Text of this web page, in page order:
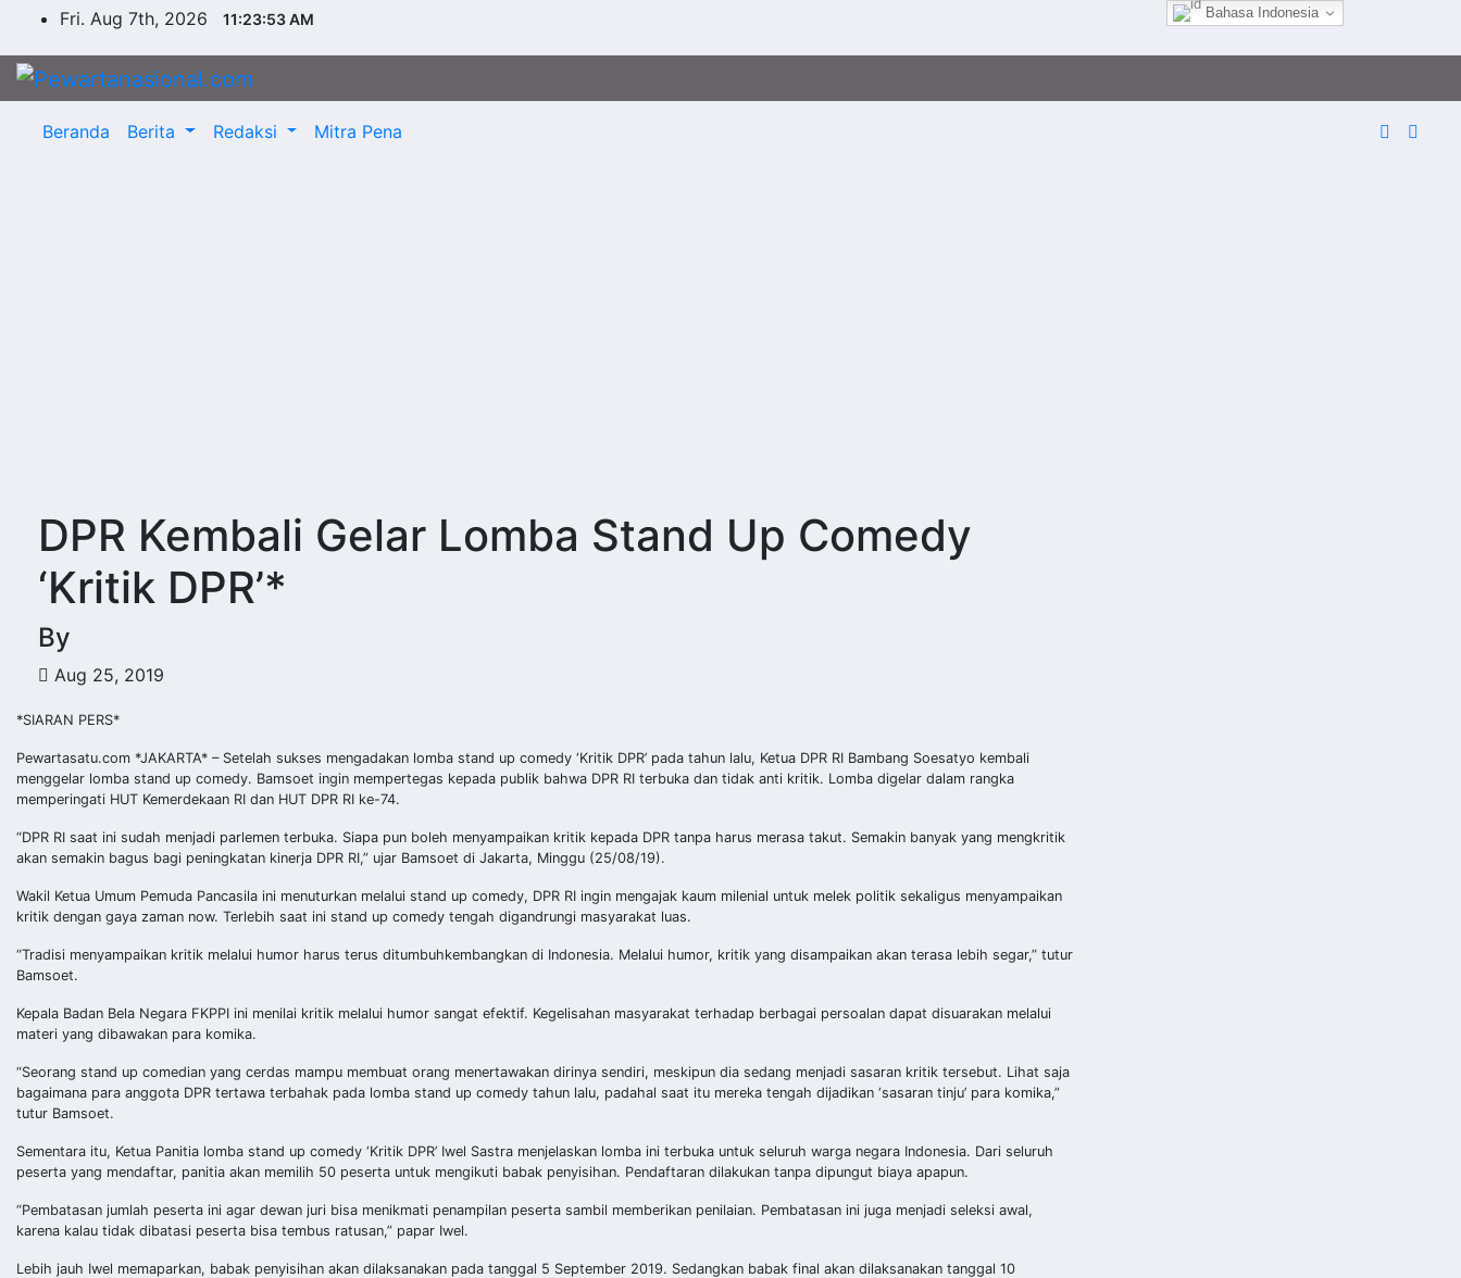
content
Fri. Aug 7th, 2026 11:23:54 AM
Beranda Berita Redaksi Mitra Pena
DPR Kembali Gelar Lomba Stand Up Comedy
‘Kritik DPR’*
By
Aug 25, 2019
*SIARAN PERS*
Pewartasatu.com *JAKARTA* – Setelah sukses mengadakan lomba stand up comedy ‘Kritik DPR’ pada tahun lalu, Ketua DPR RI Bambang Soesatyo kembali
menggelar lomba stand up comedy. Bamsoet ingin mempertegas kepada publik bahwa DPR RI terbuka dan tidak anti kritik. Lomba digelar dalam rangka
memperingati HUT Kemerdekaan RI dan HUT DPR RI ke-74.
“DPR RI saat ini sudah menjadi parlemen terbuka. Siapa pun boleh menyampaikan kritik kepada DPR tanpa harus merasa takut. Semakin banyak yang mengkritik
akan semakin bagus bagi peningkatan kinerja DPR RI,” ujar Bamsoet di Jakarta, Minggu (25/08/19).
Wakil Ketua Umum Pemuda Pancasila ini menuturkan melalui stand up comedy, DPR RI ingin mengajak kaum milenial untuk melek politik sekaligus menyampaikan
kritik dengan gaya zaman now. Terlebih saat ini stand up comedy tengah digandrungi masyarakat luas.
“Tradisi menyampaikan kritik melalui humor harus terus ditumbuhkembangkan di Indonesia. Melalui humor, kritik yang disampaikan akan terasa lebih segar,” tutur
Bamsoet.
Kepala Badan Bela Negara FKPPI ini menilai kritik melalui humor sangat efektif. Kegelisahan masyarakat terhadap berbagai persoalan dapat disuarakan melalui
materi yang dibawakan para komika.
“Seorang stand up comedian yang cerdas mampu membuat orang menertawakan dirinya sendiri, meskipun dia sedang menjadi sasaran kritik tersebut. Lihat saja
bagaimana para anggota DPR tertawa terbahak pada lomba stand up comedy tahun lalu, padahal saat itu mereka tengah dijadikan ‘sasaran tinju’ para komika,”
tutur Bamsoet.
Sementara itu, Ketua Panitia lomba stand up comedy ‘Kritik DPR’ Iwel Sastra menjelaskan lomba ini terbuka untuk seluruh warga negara Indonesia. Dari seluruh
peserta yang mendaftar, panitia akan memilih 50 peserta untuk mengikuti babak penyisihan. Pendaftaran dilakukan tanpa dipungut biaya apapun.
“Pembatasan jumlah peserta ini agar dewan juri bisa menikmati penampilan peserta sambil memberikan penilaian. Pembatasan ini juga menjadi seleksi awal,
karena kalau tidak dibatasi peserta bisa tembus ratusan,” papar Iwel.
Lebih jauh Iwel memaparkan, babak penyisihan akan dilaksanakan pada tanggal 5 September 2019. Sedangkan babak final akan dilaksanakan tanggal 10
Bahasa Indonesia